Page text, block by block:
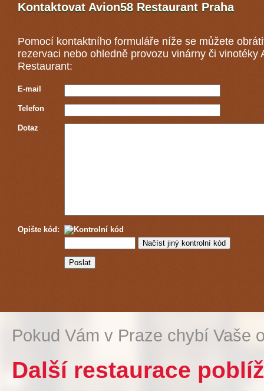
Kontaktovat Avion58 Restaurant Praha
Pomocí kontaktního formuláře níže se můžete
rezervaci nebo ohledně provozu vinárny či vinotéky
Restaurant:
E-mail
Telefon
Dotaz
Opište kód:
Pokud Vám v Praze chybí Vaše
Další restaurace